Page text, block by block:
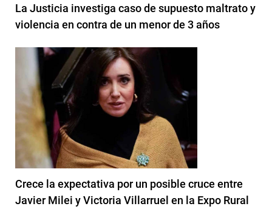
La Justicia investiga caso de supuesto maltrato y
violencia en contra de un menor de 3 años
Crece la expectativa por un posible cruce entre
Javier Milei y Victoria Villarruel en la Expo Rural